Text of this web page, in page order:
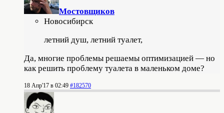
Мостовщиков
Новосибирск
летний душ, летний туалет,
Да, многие проблемы решаемы оптимизацией — но
как решить проблему туалета в маленьком доме?
18 Апр'17 в 02:49 #182570